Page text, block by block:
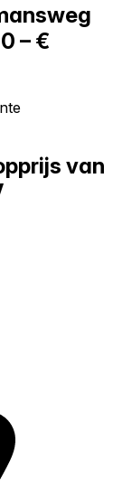
– €
van